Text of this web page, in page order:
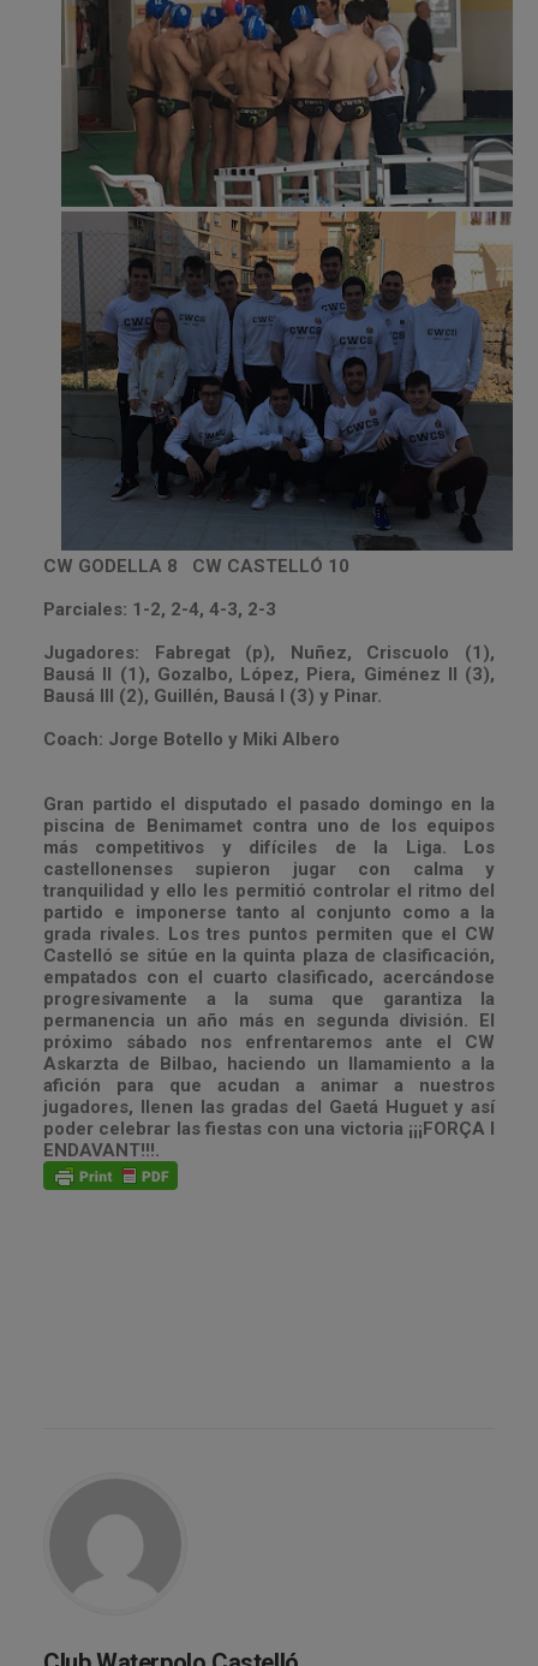
CW GODELLA 8 CW CASTELLÓ 10
Parciales: 1-2, 2-4, 4-3, 2-3
Jugadores: Fabregat (p), Nuñez, Criscuolo (1),
Bausá II (1), Gozalbo, López, Piera, Giménez II (3),
Bausá III (2), Guillén, Bausá I (3) y Pinar.
Coach: Jorge Botello y Miki Albero
Gran partido el disputado el pasado domingo en la
piscina de Benimamet contra uno de los equipos
más competitivos y difíciles de la Liga. Los
castellonenses supieron jugar con calma y
tranquilidad y ello les permitió controlar el ritmo del
partido e imponerse tanto al conjunto como a la
grada rivales. Los tres puntos permiten que el CW
Castelló se sitúe en la quinta plaza de clasificación,
empatados con el cuarto clasificado, acercándose
progresivamente a la suma que garantiza la
permanencia un año más en segunda división. El
próximo sábado nos enfrentaremos ante el CW
Askarzta de Bilbao, haciendo un llamamiento a la
afición para que acudan a animar a nuestros
jugadores, llenen las gradas del Gaetá Huguet y así
poder celebrar las fiestas con una victoria ¡¡¡FORÇA I
ENDAVANT!!!.